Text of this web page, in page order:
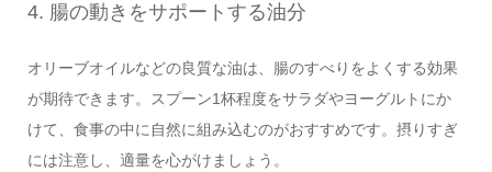
4. 腸の動きをサポートする油分
オリーブオイルなどの良質な油は、腸のすべりをよくする効果
が期待できます。スプーン1杯程度をサラダやヨーグルトにか
けて、食事の中に自然に組み込むのがおすすめです。摂りすぎ
には注意し、適量を心がけましょう。